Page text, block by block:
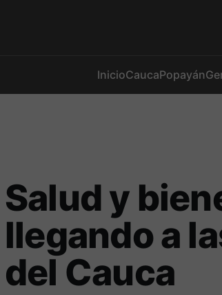
InicioCaucaPopayán
Salud y
llegando a
del Cauca